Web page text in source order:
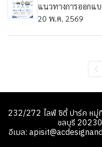
แนวทางการออกแ
20 พ.ค. 2569
232/272 ไลฟ์ ซิตี้ ปาร์ค หมู่
ชลบุรี
อีเมล: